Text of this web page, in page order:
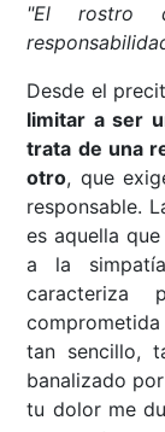
"El rostro
Desde el
limitar a ser
trata de una
otro, que
responsable.
es aquella
a la
caracteriza
tan sencillo,
banalizado
tu dolor me